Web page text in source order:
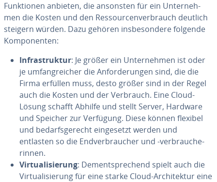
Funk­tio­nen anbieten, die ansonsten für ein Un­ter­neh­
men die Kosten und den Res­sour­cen­ver­brauch deutlich
steigern würden. Dazu gehören ins­be­son­de­re folgende
Kom­po­nen­ten:
In­fra­struk­tur: Je größer ein Un­ter­neh­men ist oder
je um­fang­rei­cher die An­for­de­run­gen sind, die die
Firma erfüllen muss, desto größer sind in der Regel
auch die Kosten und der Verbrauch. Eine Cloud-
Lösung schafft Abhilfe und stellt Server, Hardware
und Speicher zur Verfügung. Diese können flexibel
und be­darfs­ge­recht ein­ge­setzt werden und
entlasten so die End­ver­brau­cher und -ver­brau­che­
rin­nen.
Vir­tua­li­sie­rung: Dem­entspre­chend spielt auch die
Vir­tua­li­sie­rung für eine starke Cloud-Ar­chi­tek­tur eine